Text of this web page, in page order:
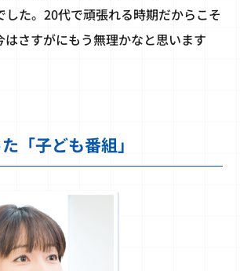
した。20代で頑張れる時期だからこそ
はさすがにもう無理かなと思います
「子ども番組」